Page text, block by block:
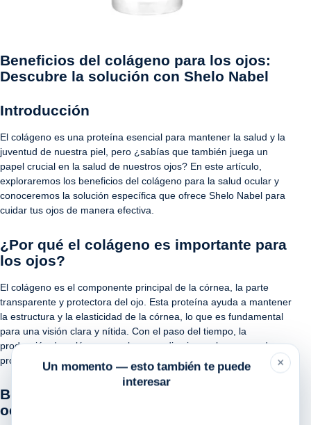
Beneficios del colágeno para los ojos:
Descubre la solución con Shelo Nabel
Introducción
El colágeno es una proteína esencial para mantener la salud y la
juventud de nuestra piel, pero ¿sabías que también juega un
papel crucial en la salud de nuestros ojos? En este artículo,
exploraremos los beneficios del colágeno para la salud ocular y
conoceremos la solución específica que ofrece Shelo Nabel para
cuidar tus ojos de manera efectiva.
¿Por qué el colágeno es importante para
los ojos?
El colágeno es el componente principal de la córnea, la parte
transparente y protectora del ojo. Esta proteína ayuda a mantener
la estructura y la elasticidad de la córnea, lo que es fundamental
para una visión clara y nítida. Con el paso del tiempo, la
producción de colágeno en el cuerpo disminuye, lo que puede
provocar problemas de visión y otros trastornos oculares.
Beneficios del colágeno para la salud
ocular
×
Un momento — esto también te puede
interesar